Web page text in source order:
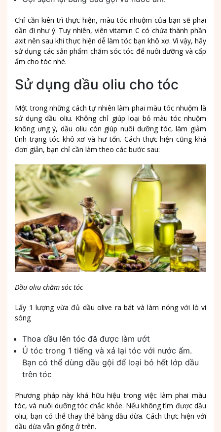
Chỉ cần kiên trì thực hiện, màu tóc nhuộm của bạn sẽ phai
dần đi như ý. Tuy nhiên, viên vitamin C có chứa thành phần
axit nên sau khi thực hiện dễ làm tóc bạn khô xơ. Vì vậy, hãy
sử dụng các sản phẩm chăm sóc tóc để nuôi dưỡng và cấp
ẩm cho tóc nhé.
Sử dụng dầu oliu cho tóc
Một trong những cách tự nhiên làm phai màu tóc nhuộm là
sử dụng dầu oliu. Không chỉ giúp loại bỏ màu tóc nhuộm
không ưng ý, dầu oliu còn giúp nuôi dưỡng tóc, làm giảm
tình trạng tóc khô xơ và hư tổn. Cách thực hiện cũng khá
đơn giản, bạn chỉ cần làm theo các bước sau:
Dầu oliu chăm sóc tóc
Lấy 1 lượng vừa đủ dầu olive ra bát và làm nóng với lò vi
sóng
Thoa dầu lên tóc đã được làm ướt
Ủ tóc trong 1 tiếng và xả lại tóc với nước ấm.
Bạn có thể dùng dầu gội để loại bỏ hết lớp dầu
trên tóc
Phương pháp này khá hữu hiệu trong việc làm phai màu
tóc, và nuôi dưỡng tóc chắc khỏe. Nếu không tìm được dầu
oliu, bạn có thể thay thế bằng dầu dừa. Cách thực hiện với
dầu dừa vẫn giống ở trên.